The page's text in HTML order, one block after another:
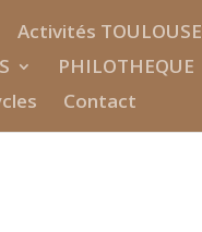
Activités TOULOUSE
PHILOTHEQUE
Contact